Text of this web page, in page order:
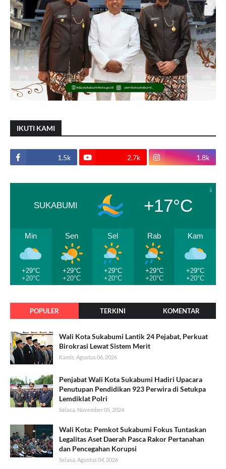
IKUTI KAMI
1.5k 2.7k 1.8k
SUKABUMI +17°C
Min
+29°C
+20°C
Sen
+29°C
+20°C
Sel
+29°C
+20°C
Rab
+29°C
+20°C
Kam
+29°C
+20°C
POPULER TERKINI KOMENTAR
Wali Kota Sukabumi Lantik 24 Pejabat, Perkuat
Birokrasi Lewat Sistem Merit
Kamis, Agustus 06, 2026
Penjabat Wali Kota Sukabumi Hadiri Upacara
Penutupan Pendidikan 923 Perwira di Setukpa
Lemdiklat Polri
Selasa, November 05, 2024
Wali Kota: Pemkot Sukabumi Fokus Tuntaskan
Legalitas Aset Daerah Pasca Rakor Pertanahan
dan Pencegahan Korupsi
Selasa, Agustus 04, 2026